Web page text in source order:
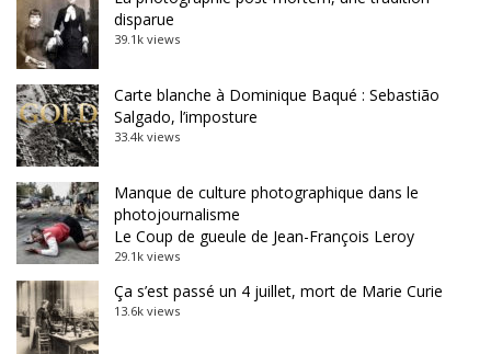
disparue
39.1k views
Carte blanche à Dominique Baqué : Sebastião
Salgado, l’imposture
33.4k views
Manque de culture photographique dans le
photojournalisme
Le Coup de gueule de Jean-François Leroy
29.1k views
Ça s’est passé un 4 juillet, mort de Marie Curie
13.6k views